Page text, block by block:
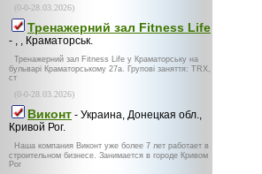
(0-0-28.03.2026)
Тренажерний зал Fitness Life
- , , Краматорськ.
Тренажерний зал Fitness Life у Краматорську на
бульварі Краматорському 27а. Групові заняття: TRX,
ст
(0-0-28.03.2026)
Виконт - Украина, Донецкая обл.,
Кривой Рог.
Наша компания Виконт уже более 7 лет работает в
строительном бизнесе. Занимается в городе Кривом
Рог